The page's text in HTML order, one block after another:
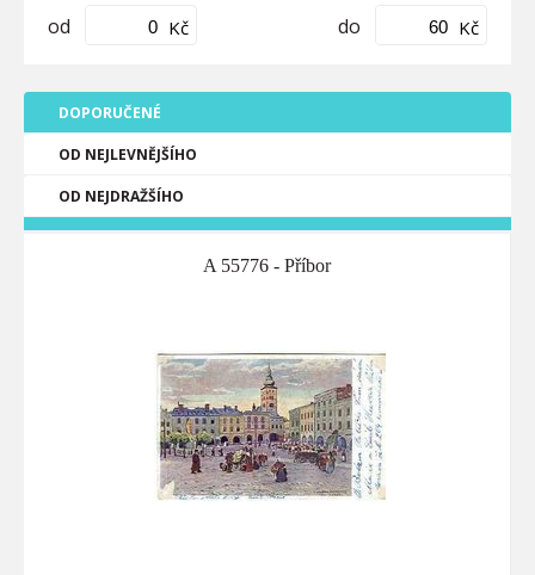
od Kč do Kč
DOPORUČENÉ
OD NEJLEVNĚJŠÍHO
OD NEJDRAŽŠÍHO
A 55776 - Příbor